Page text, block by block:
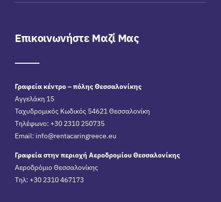
Επικοινωνήστε Μαζί Μας
Γραφεία κέντρο – πόλης Θεσσαλονίκης
Αγγελάκη 15
Ταχυδρομικός Κωδικός 54621 Θεσσαλονίκη
Τηλέφωνο: +30 2310 250735
Email: info@rentacaringreece.eu
Γραφεία στην περιοχή Αεροδρομίου Θεσσαλονίκης
Αεροδρόμιο Θεσσαλονίκης
Τηλ: +30 2310 467173